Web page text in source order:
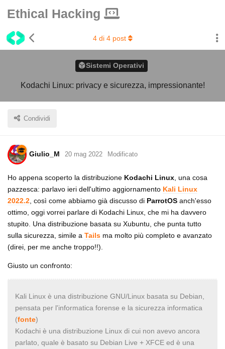
Ethical Hacking
Sistemi Operativi
Kodachi Linux: privacy e sicurezza, impressionante!
Condividi
4di 4post
Giulio_M 20 mag 2022 Modificato
Ho appena scoperto la distribuzione Kodachi Linux , una cosa
pazzesca: parlavo ieri dell'ultimo aggiornamento Kali Linux
2022.2 , così come abbiamo già discusso di ParrotOS anch'esso
ottimo, oggi vorrei parlare di Kodachi Linux, che mi ha davvero
stupito. Una distribuzione basata su Xubuntu, che punta tutto
sulla sicurezza, simile a Tails ma molto più completo e avanzato
(direi, per me anche troppo!!).
Giusto un confronto:
Kali Linux è una distribuzione GNU/Linux basata su Debian,
pensata per l'informatica forense e la sicurezza informatica
(fonte)
Kodachi è una distribuzione Linux di cui non avevo ancora
parlato, quale è basato su Debian Live + XFCE ed è una